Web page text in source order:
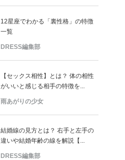
12星座でわかる「裏性格」の特徴
一覧
DRESS編集部
【セックス相性】とは？ 体の相性
がいいと感じる相手の特徴を...
雨あがりの少女
結婚線の見方とは？ 右手と左手の
違いや結婚年齢の線を解説【...
DRESS編集部